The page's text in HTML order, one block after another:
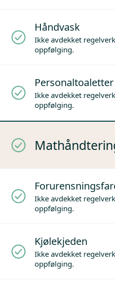
Håndvask
Ikke avdekket
oppfølging.
Ikke avdekket
oppfølging.
Ikke avdekket
oppfølging.
Kjølekjeden
Ikke avdekket
oppfølging.